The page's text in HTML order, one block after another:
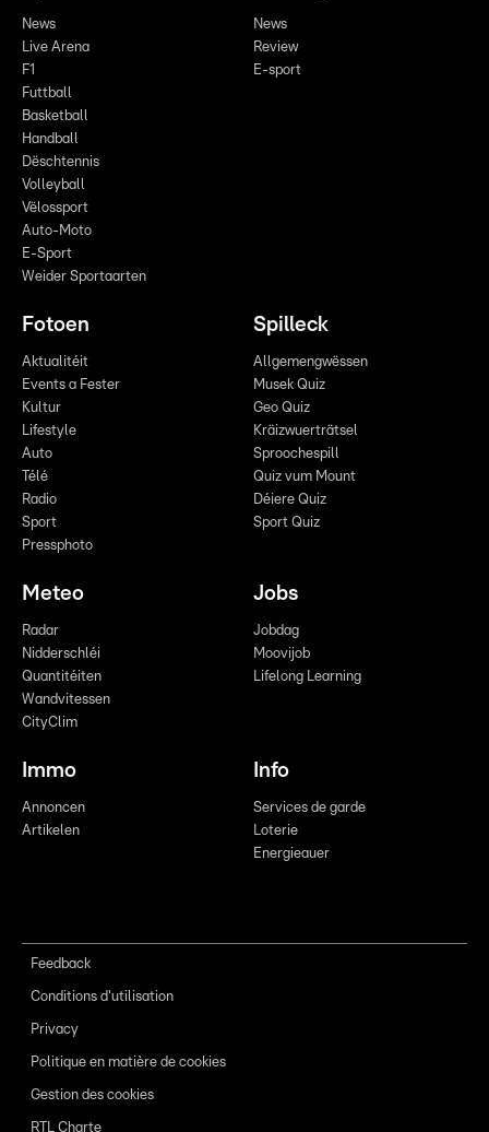
News
Live Arena
F1
Futtball
Basketball
Handball
Dëschtennis
Volleyball
Vëlossport
Auto-Moto
E-Sport
Weider Sportaarten
News
Review
E-sport
Fotoen
Aktualitéit
Events a Fester
Kultur
Lifestyle
Auto
Télé
Radio
Sport
Pressphoto
Spilleck
Allgemengwëssen
Musek Quiz
Geo Quiz
Kräizwuerträtsel
Sproochespill
Quiz vum Mount
Déiere Quiz
Sport Quiz
Meteo
Radar
Nidderschléi
Quantitéiten
Wandvitessen
CityClim
Jobs
Jobdag
Moovijob
Lifelong Learning
Immo
Annoncen
Artikelen
Info
Services de garde
Loterie
Energieauer
Feedback
Conditions d'utilisation
Privacy
Politique en matière de cookies
Gestion des cookies
RTL Charte